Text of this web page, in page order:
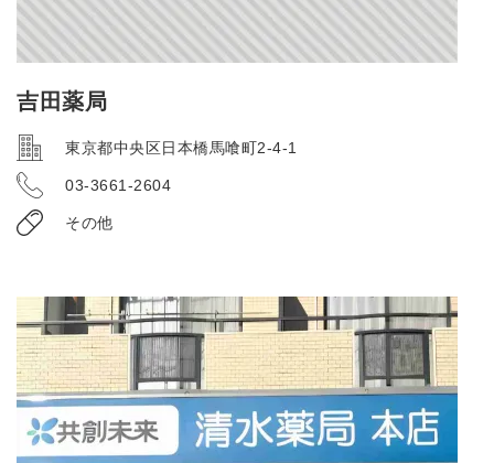
吉田薬局
東京都中央区日本橋馬喰町2-4-1
03-3661-2604
その他